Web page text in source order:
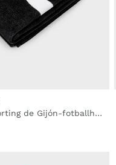
Offisielt Real Sporting de Gijón-fotballhåndkle